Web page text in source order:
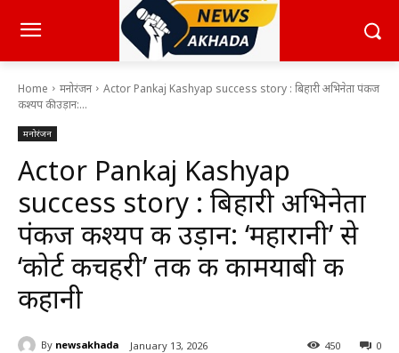
Home मनोरंजन
Actor Pankaj Kashyap success story : बिहारी अभिनेता पंकज
कश्यप की उड़ान:...
मनोरंजन
Actor Pankaj Kashyap
success story : बिहारी अभिनेता
पंकज कश्यप की उड़ान: ‘महारानी’ से
‘कोर्ट कचहरी’ तक की कामयाबी की
कहानी
By newsakhada January 13, 2026 0
450